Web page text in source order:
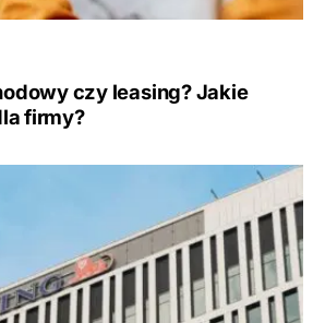
czy leasing? Jakie
firmy?